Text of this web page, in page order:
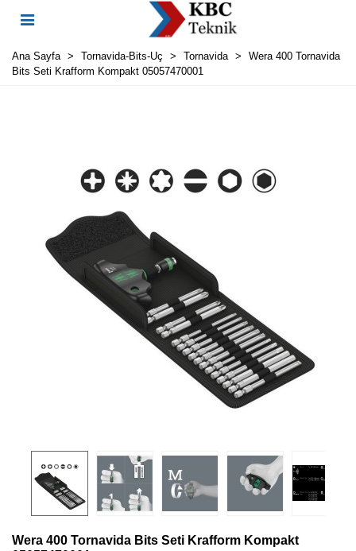
Ana Sayfa > Tornavida-Bits-Uç > Tornavida >
Wera 400 Tornavida
Bits Seti Krafform Kompakt 05057470001
Wera 400 Tornavida Bits Seti Krafform Kompakt